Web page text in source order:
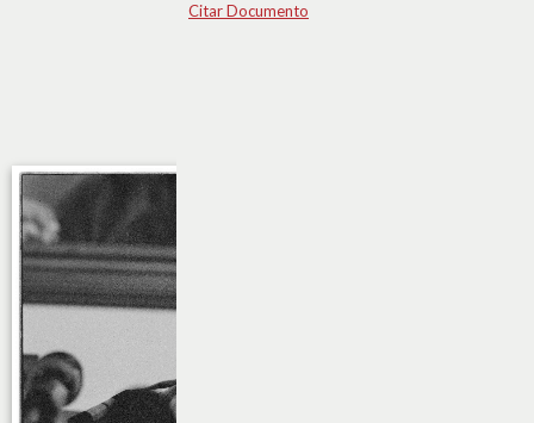
Citar Documento